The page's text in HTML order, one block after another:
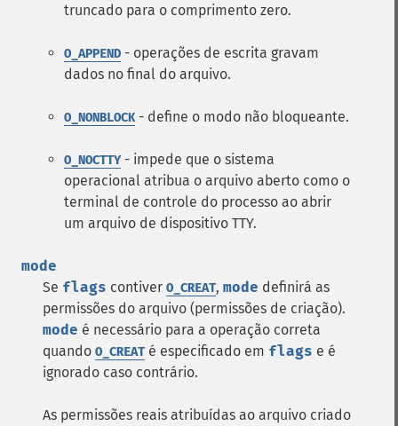
truncado para o comprimento zero.
O_APPEND - operações de escrita gravam
dados no final do arquivo.
O_NONBLOCK- define o modo não bloqueante.
O_NOCTTY- impede que o sistema
operacional atribua o arquivo aberto como o
terminal de controle do processo ao abrir
um arquivo de dispositivo TTY.
mode
Se flags contiver O_CREAT, mode definirá as
permissões do arquivo (permissões de criação).
mode é necessário para a operação correta
quando O_CREAT é especificado em flags e é
ignorado caso contrário.
As permissões reais atribuídas ao arquivo criado